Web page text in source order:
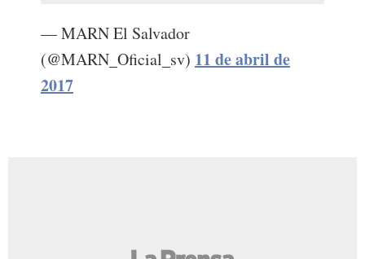
— MARN El Salvador
(@MARN_Oficial_sv) 11 de abril de
2017